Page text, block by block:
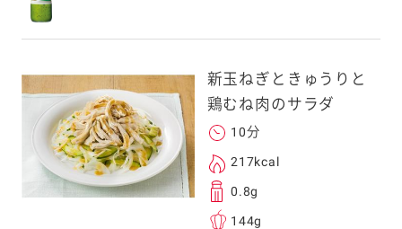
身以外の方に送
旦ご自身で受け
転送していただけ
。
元コードをス
ォンのカメラ
るとアクセス
新玉ねぎときゅうりと
鶏むね肉のサラダ
10分
217kcal
0.8g
144g